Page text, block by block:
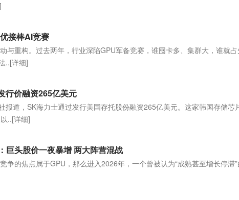
接棒AI竞赛
与重构。过去两年，行业深陷GPU军备竞赛，谁囤卡多、集群大，谁就占
..[详细]
行价融资265亿美元
报道，SK海力士通过发行美国存托股份融资265亿美元。这家韩国存储芯
..[详细]
巨头股价一夜暴增 两大阵营混战
争的焦点属于GPU，那么进入2026年，一个曾被认为“成熟甚至增长停滞